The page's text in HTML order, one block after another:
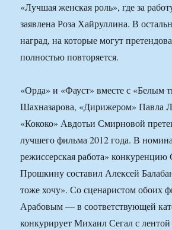
«Лучшая женская роль», где за
заявлена Роза Хайруллина. В
наград, на которые могут
полностью повторяется.
«Орда» и «Фауст» вместе с «Белым
Шахназарова, «Дирижером» Павла
«Кококо» Авдотьи Смирновой
лучшего фильма 2012 года. В
режиссерская работа» конкуренцию
Прошкину составил Алексей
тоже хочу». Со сценаристом
Арабовым — в соответствующей
конкурирует Михаил Сегал с лентой